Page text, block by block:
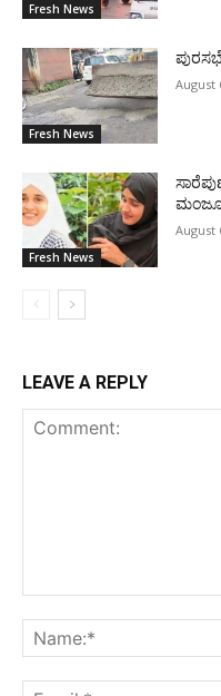
Fresh News
Fresh News
August
Fresh News
August
LEAVE A REPLY